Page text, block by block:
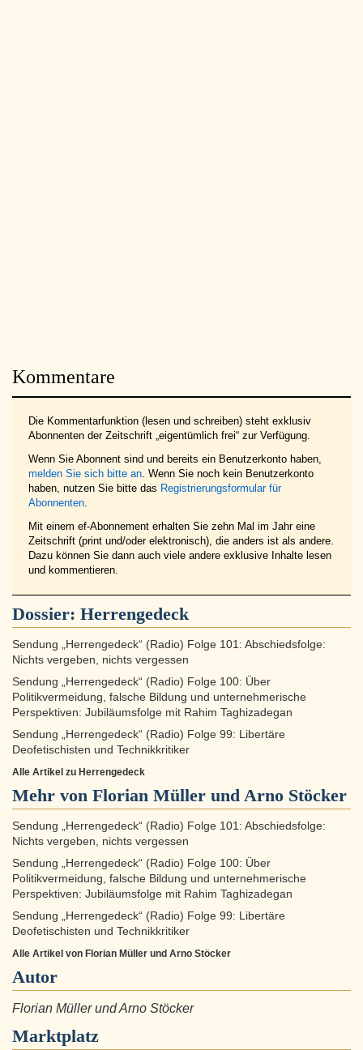
Kommentare
Die Kommentarfunktion (lesen und schreiben) steht exklusiv
Abonnenten der Zeitschrift „eigentümlich frei“ zur Verfügung.
Wenn Sie Abonnent sind und bereits ein Benutzerkonto haben,
melden Sie sich bitte an. Wenn Sie noch kein Benutzerkonto
haben, nutzen Sie bitte das Registrierungsformular für
Abonnenten.
Mit einem ef-Abonnement erhalten Sie zehn Mal im Jahr eine
Zeitschrift (print und/oder elektronisch), die anders ist als andere.
Dazu können Sie dann auch viele andere exklusive Inhalte lesen
und kommentieren.
Dossier: Herrengedeck
Sendung „Herrengedeck“ (Radio) Folge 101: Abschiedsfolge:
Nichts vergeben, nichts vergessen
Sendung „Herrengedeck“ (Radio) Folge 100: Über
Politikvermeidung, falsche Bildung und unternehmerische
Perspektiven: Jubiläumsfolge mit Rahim Taghizadegan
Sendung „Herrengedeck“ (Radio) Folge 99: Libertäre
Deofetischisten und Technikkritiker
Alle Artikel zu Herrengedeck
Mehr von Florian Müller und Arno Stöcker
Sendung „Herrengedeck“ (Radio) Folge 101: Abschiedsfolge:
Nichts vergeben, nichts vergessen
Sendung „Herrengedeck“ (Radio) Folge 100: Über
Politikvermeidung, falsche Bildung und unternehmerische
Perspektiven: Jubiläumsfolge mit Rahim Taghizadegan
Sendung „Herrengedeck“ (Radio) Folge 99: Libertäre
Deofetischisten und Technikkritiker
Alle Artikel von Florian Müller und Arno Stöcker
Autor
Florian Müller und Arno Stöcker
Marktplatz